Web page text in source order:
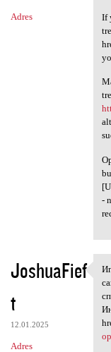
Adres
If
-
JoshuaFief
t
12.01.2025
Adres